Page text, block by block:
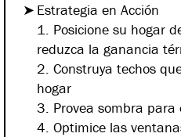
Estrategia en Acción
1. Posicione su hogar
reduzca la ganancia
2. Construya techos
hogar
3. Provea sombra para
4. Optimice las